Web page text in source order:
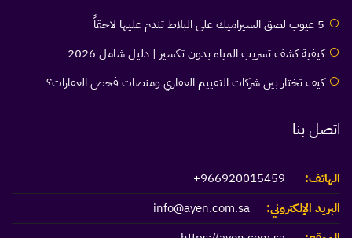
5 عيوب لصق السيراميك على البلاط تندم عليها لاحقاً
كيفية كشف تسريب المياه بدون تكسير | دليل شامل 2026
كيف تختار بين شركات التقييم العقاري ومنصات فحص العقارات؟
اتصل بنا
الهاتف:
966920015459+
البريد الإلكتروني:
info@ayen.com.sa